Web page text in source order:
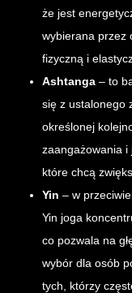
że jest
wybierana przez
fizyczną i
Ashtanga – to
się z ustalonego
określonej
zaangażowania i
które chcą
Yin – w
Yin joga
co pozwala na
wybór dla osób
tych, którzy